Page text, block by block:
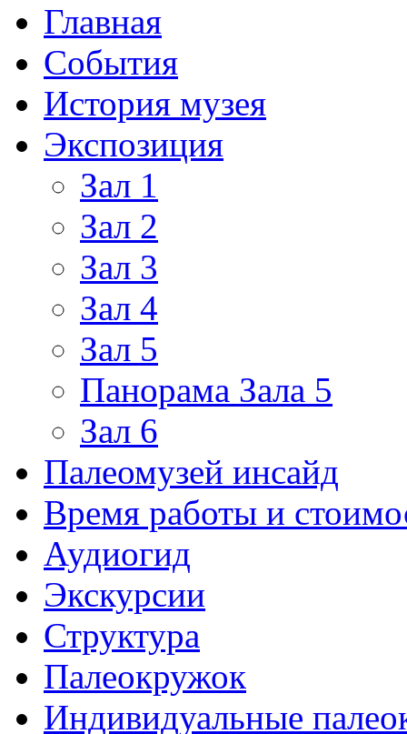
Главная
События
История музея
Экспозиция
Зал 1
Зал 2
Зал 3
Зал 4
Зал 5
Панорама Зала 5
Зал 6
Палеомузей инсайд
Время работы и
Аудиогид
Экскурсии
Структура
Палеокружок
Индивидуальные